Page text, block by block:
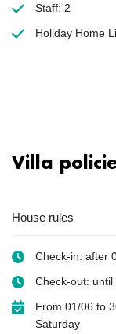
Staff: 2
Holiday Home
Villa
House rules
Check-in: after
Check-out: until
From 01/06 to
Saturday